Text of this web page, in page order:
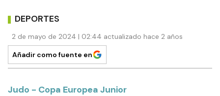
DEPORTES
2 de mayo de 2024 | 02:44 actualizado hace 2 años
Añadir como fuente en
Judo - Copa Europea Junior